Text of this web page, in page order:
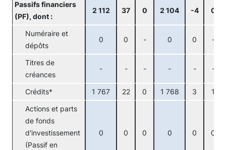
Passifs financiers
(PF), dont :
2 112 37 0 2 104 -4 0
Numéraire et
dépôts
0 0 - 0 0 -
Titres de
créances
- - - - - -
Crédits* 1 767 22 0 1 768 3 1
Actions et parts
de fonds
d'investissement
(Passif en
0 0 0 0 0 0